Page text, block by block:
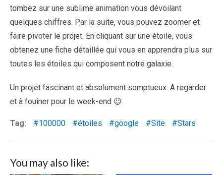
tombez sur une sublime animation vous dévoilant
quelques chiffres. Par la suite, vous pouvez zoomer et
faire pivoter le projet. En cliquant sur une étoile, vous
obtenez une fiche détaillée qui vous en apprendra plus sur
toutes les étoiles qui composent notre galaxie.
Un projet fascinant et absolument somptueux. A regarder
et à fouiner pour le week-end 😉
Tag: 100000 étoiles google Site Stars
You may also like: